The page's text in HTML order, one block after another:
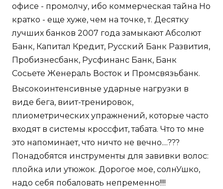
офисе - промолчу, ибо коммерческая тайна Но
кратко - еще хуже, чем на точке, т. Десятку
лучших банков 2007 года замыкают Абсолют
Банк, Капитал Кредит, Русский Банк Развития,
Пробизнесбанк, Русфинанс Банк, Банк
Сосьете Женераль Восток и Промсвязьбанк.
Высокоинтенсивные ударные нагрузки в
виде бега, виит-тренировок,
плиометрических упражнений, которые часто
входят в системы кроссфит, табата. Что то мне
это напоминает, что ничто не вечно....???
Понадобятся инструменты для завивки волос:
плойка или утюжок. Дорогое мое, солнУшко,
надо себя побаловать непременно!!!!